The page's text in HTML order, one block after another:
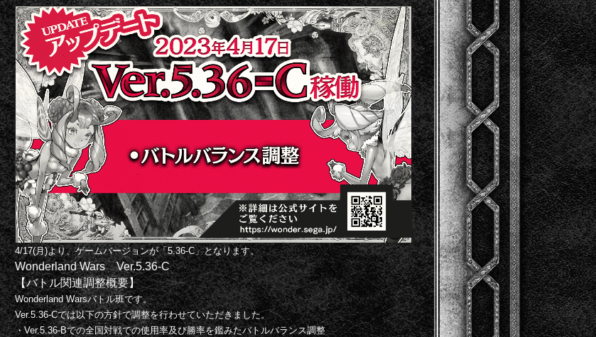
4/17(月)より、ゲームバージョンが「5.36-C」となります。
Wonderland Wars Ver.5.36-C
【バトル関連調整概要】
Wonderland Warsバトル班です。
Ver.5.36-Cでは以下の方針で調整を行わせていただきました。
・Ver.5.36-Bでの全国対戦での使用率及び勝率を鑑みたバトルバランス調整